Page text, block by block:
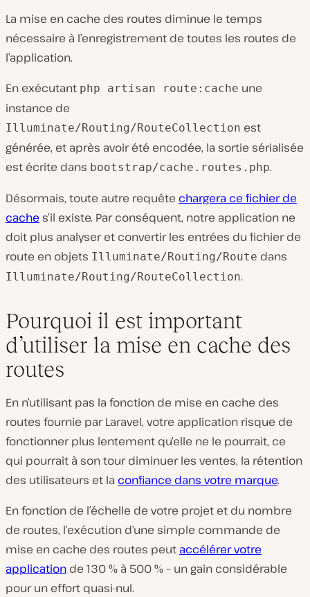
La mise en cache des routes diminue le temps
nécessaire à l’enregistrement de toutes les routes de
l’application.
En exécutant php artisan route:cache une
instance de
Illuminate/Routing/RouteCollection est
générée, et après avoir été encodée, la sortie sérialisée
est écrite dans bootstrap/cache.routes.php.
Désormais, toute autre requête chargera ce fichier de
cache s’il existe. Par conséquent, notre application ne
doit plus analyser et convertir les entrées du fichier de
route en objets Illuminate/Routing/Route dans
Illuminate/Routing/RouteCollection.
Pourquoi il est important
d’utiliser la mise en cache des
routes
En n’utilisant pas la fonction de mise en cache des
routes fournie par Laravel, votre application risque de
fonctionner plus lentement qu’elle ne le pourrait, ce
qui pourrait à son tour diminuer les ventes, la rétention
des utilisateurs et la confiance dans votre marque.
En fonction de l’échelle de votre projet et du nombre
de routes, l’exécution d’une simple commande de
mise en cache des routes peut accélérer votre
application de 130 % à 500 % – un gain considérable
pour un effort quasi-nul.